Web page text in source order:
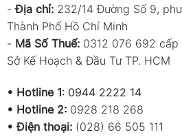
-Địa chỉ: 232/14 Đường Số 9,
Thành Phố Hồ Chí Minh
- Mã Số Thuế: 0312 076 692
Sở Kế Hoạch & Đầu Tư TP. HCM
• Hotline 1: 0944 2222 14
• Hotline 2: 0928 218 268
• Điện thoại: (028) 66 505 111